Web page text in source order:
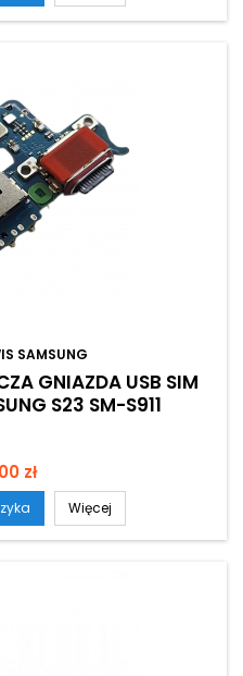
SAMSUNG
GNIAZDA USB SIM
S23 SM-S911
zł
Więcej